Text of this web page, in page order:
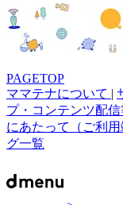
PAGETOP
ママテナについて |
プ・コンテンツ配
にあたって（ご利
グ一覧